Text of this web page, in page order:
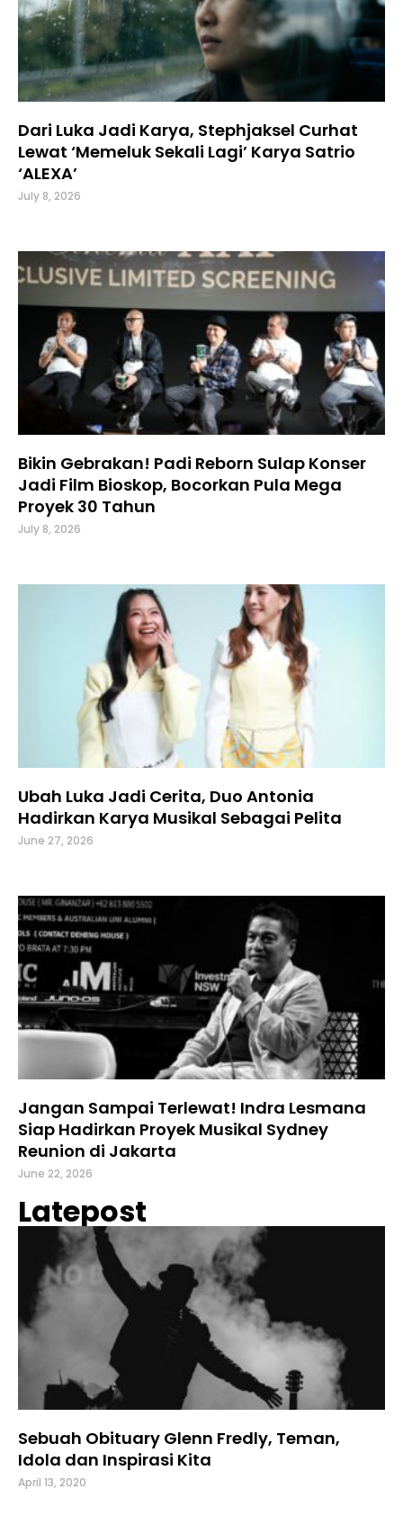
Dari Luka Jadi Karya, Stephjaksel Curhat
Lewat ‘Memeluk Sekali Lagi’ Karya Satrio
‘ALEXA’
July 8, 2026
Bikin Gebrakan! Padi Reborn Sulap Konser
Jadi Film Bioskop, Bocorkan Pula Mega
Proyek 30 Tahun
July 8, 2026
Ubah Luka Jadi Cerita, Duo Antonia
Hadirkan Karya Musikal Sebagai Pelita
June 27, 2026
Jangan Sampai Terlewat! Indra Lesmana
Siap Hadirkan Proyek Musikal Sydney
Reunion di Jakarta
June 22, 2026
Latepost
Sebuah Obituary Glenn Fredly, Teman,
Idola dan Inspirasi Kita
April 13, 2020